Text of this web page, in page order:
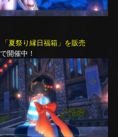
夏祭り縁日福箱」を販売
催中！